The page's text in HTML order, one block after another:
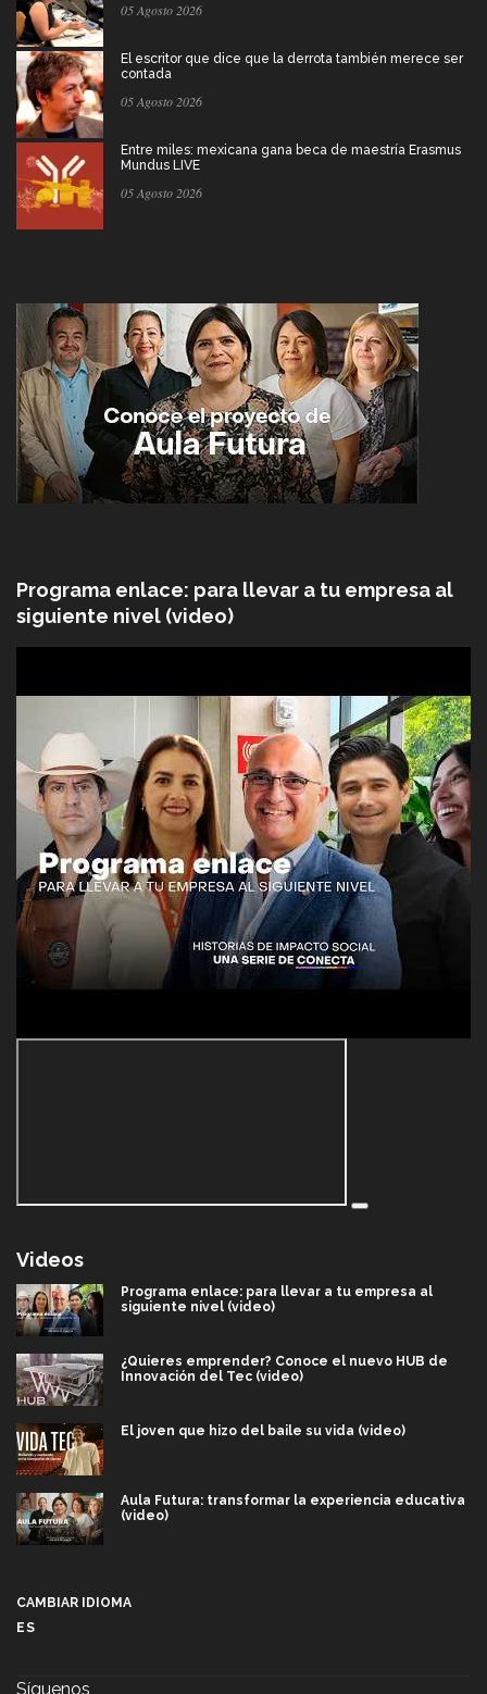
05 Agosto 2026
El escritor que dice que la derrota también merece ser
contada
05 Agosto 2026
Entre miles: mexicana gana beca de maestría Erasmus
Mundus LIVE
05 Agosto 2026
Programa enlace: para llevar a tu empresa al
siguiente nivel (video)
Videos
Programa enlace: para llevar a tu empresa al
siguiente nivel (video)
¿Quieres emprender? Conoce el nuevo HUB de
Innovación del Tec (video)
El joven que hizo del baile su vida (video)
Aula Futura: transformar la experiencia educativa
(video)
CAMBIAR IDIOMA
ES
Síguenos